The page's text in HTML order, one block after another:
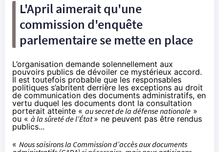
L'April aimerait qu'une
commission d'enquête
parlementaire se mette en place
L’organisation demande solennellement aux
pouvoirs publics de dévoiler ce mystérieux accord.
Il est toutefois probable que les responsables
politiques s’abritent derrière les exceptions au droit
de communication des documents administratifs, en
vertu duquel les documents dont la consultation
porterait atteinte « au secret de la défense nationale »
ou « à la sûreté de l’État» ne peuvent pas être rendus
publics...
« Nous saisirons la Commission d’accès aux documents